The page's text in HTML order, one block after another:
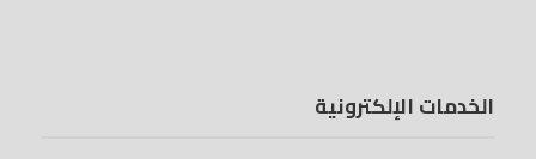
الخدمات الإلكترونية